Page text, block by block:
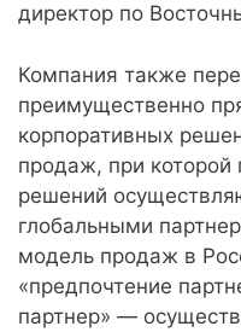
директор по
Компания также
преимущественно
корпоративных
продаж, при
решений
глобальными
модель продаж в
«предпочтение
партнер» —